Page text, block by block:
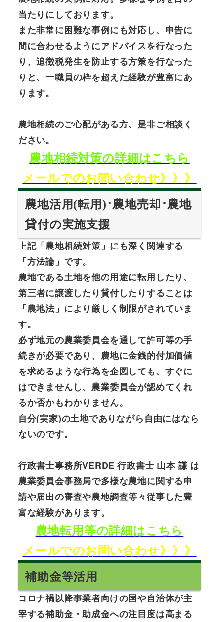
当たりにしております。
また非常に困難な事例にも対応し、申告に
間に合わせるようにアドバイスを行なった
り、追徴税発生を防止する方策を行なった
りと、一職員の枠を超えた経験が豊富にあ
ります。
農地相続のご心配がある方、是非ご相談く
ださい。
農地相続対策の詳細はこちら
メールでのお問い合わせ》》》
農地活用(転用)･農地売却･農地
貸付の実施支援
上記「農地相続対策」にも深く関連する
「方法論」です。
農地である土地を他の用途に転用したり、
第三者に譲渡したり貸付したりすることは
「農地法」により厳しく制限がされていま
す。
必ず地元の農業委員会を通して許可等の手
続きが必要であり、農地に金銭的付加価値
を求めるような行為を企図しても、すぐに
はできませんし、農業委員会が認めてくれ
るか否かもわかりません。
自分(実家)の土地でありながら自由にはなら
ないのです。
行政書士事務所VERDE 行政書士 山本 謙 は
農業委員会事務局で多様な農地に関する申
請や届出の審査や農地調査等々従事した豊
富な経験があります。
農地転用等の詳細はこちら
メールでのお問い合わせ》》》
補助金等活用
コロナ禍以降事業者向けの国や自治体が主
宰する補助金・助成金への注目度は高まる